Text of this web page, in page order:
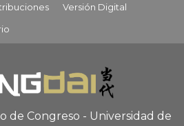
Versión Digital
de Congreso - Universidad de